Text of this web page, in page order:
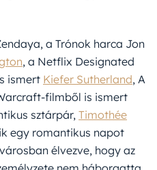
a Trónok harca Jon
, a Netflix Designated
ismert Kiefer Sutherland, A
filmből is ismert
sztárpár, Timothée
egy romantikus napot
élvezve, hogy az